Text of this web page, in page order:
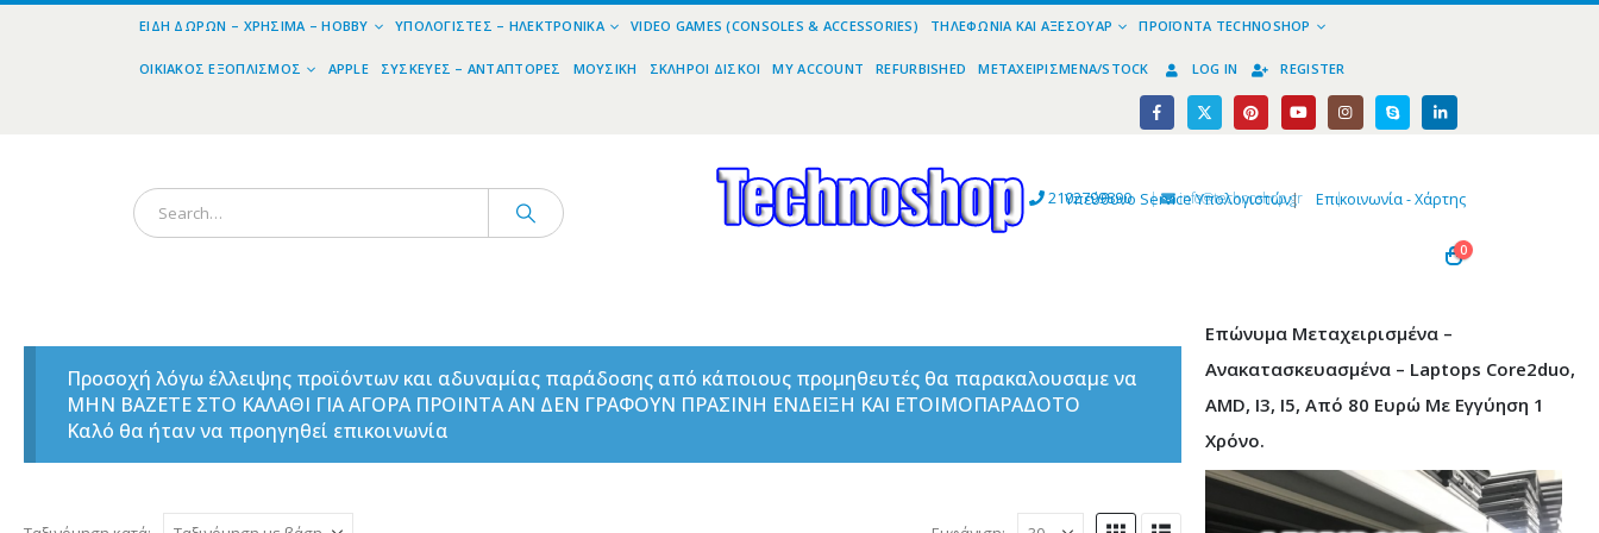
ΕΊΔΗ ΔΏΡΩΝ – ΧΡΉΣΙΜΑ – HOBBY ΥΠΟΛΟΓΙΣΤΈΣ – ΗΛΕΚΤΡΟΝΙΚΆ VIDEO GAMES (CONSOLES & ACCESSORIES) ΤΗΛΕΦΩΝΊΑ ΚΑΙ ΑΞΕΣΟΥΆΡ ΠΡΟΪΌΝΤΑ TECHNOSHOP
ΟΙΚΙΑΚΌΣ ΕΞΟΠΛΙΣΜΌΣ APPLE ΣΥΣΚΕΥΈΣ – ΑΝΤΆΠΤΟΡΕΣ ΜΟΥΣΙΚΉ ΣΚΛΗΡΟΊ ΔΊΣΚΟΙ MY ACCOUNT REFURBISHED ΜΕΤΑΧΕΙΡΙΣΜΈΝΑ/STOCK LOG IN REGISTER
2102799890 | info@technoshop,gr |
Υπεύθυνο Service Υπολογιστών| Επικοινωνία - Χάρτης
0
Προσοχή λόγω έλλειψης προϊόντων και αδυναμίας παράδοσης από κάποιους προμηθευτές θα παρακαλουσαμε να
ΜΗΝ ΒΑΖΕΤΕ ΣΤΟ ΚΑΛΑΘΙ ΓΙΑ ΑΓΟΡΑ ΠΡΟΙΝΤΑ ΑΝ ΔΕΝ ΓΡΑΦΟΥΝ ΠΡΑΣΙΝΗ ΕΝΔΕΙΞΗ ΚΑΙ ΕΤΟΙΜΟΠΑΡΑΔΟΤΟ
Καλό θα ήταν να προηγηθεί επικοινωνία
Επώνυμα Μεταχειρισμένα –
Ανακατασκευασμένα – Laptops Core2duo,
AMD, I3, I5, Από 80 Ευρώ Με Εγγύηση 1
Χρόνο.